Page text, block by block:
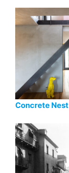
Concrete Nest